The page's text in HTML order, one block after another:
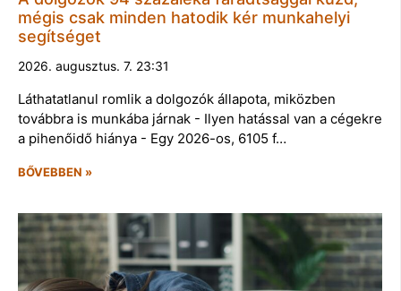
mégis csak minden hatodik kér munkahelyi
segítséget
2026. augusztus. 7. 23:31
Láthatatlanul romlik a dolgozók állapota, miközben
továbbra is munkába járnak - Ilyen hatással van a cégekre
a pihenőidő hiánya - Egy 2026-os, 6105 f…
BŐVEBBEN »